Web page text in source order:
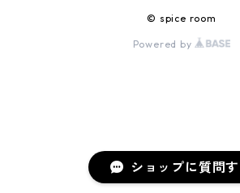
ショップに質問
© spice room
Powered by